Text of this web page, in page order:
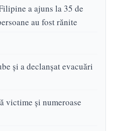
a ajuns la 35 de
au fost rănite
și a declanșat evacuări
victime și numeroase